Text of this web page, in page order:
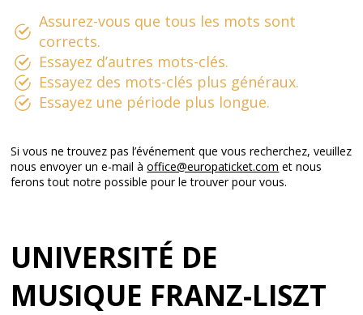
Assurez-vous que tous les mots sont
corrects.
Essayez d’autres mots-clés.
Essayez des mots-clés plus généraux.
Essayez une période plus longue.
Si vous ne trouvez pas l’événement que vous recherchez, veuillez
nous envoyer un e-mail àoffice@europaticket.com et nous
ferons tout notre possible pour le trouver pour vous.
UNIVERSITÉ DE
MUSIQUE FRANZ-LISZT